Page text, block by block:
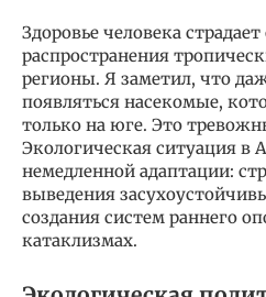
Здоровье человека
распространения
регионы. Я заметил, что
появляться насекомые,
только на юге. Это
Экологическая ситуация в
немедленной адаптации:
выведения
создания систем раннего
катаклизмах.